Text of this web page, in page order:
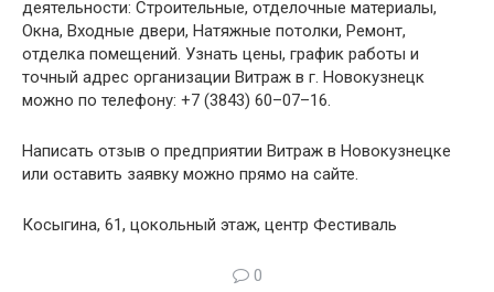
деятельности: Строительные, отделочные материалы,
Окна, Входные двери, Натяжные потолки, Ремонт,
отделка помещений. Узнать цены, график работы и
точный адрес организации Витраж в г. Новокузнецк
можно по телефону: +7 (3843) 60–07–16.
Написать отзыв о предприятии Витраж в Новокузнецке
или оставить заявку можно прямо на сайте.
Косыгина, 61, цокольный этаж, центр Фестиваль
0